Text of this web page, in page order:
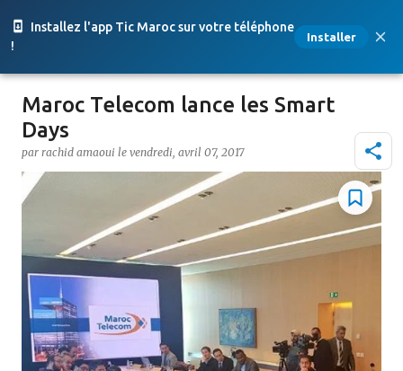
Installez l'app Tic Maroc sur votre téléphone
!
Installer
Accéder au contenu principal
Maroc Telecom lance les Smart
Days
par rachid amaoui le vendredi, avril 07, 2017